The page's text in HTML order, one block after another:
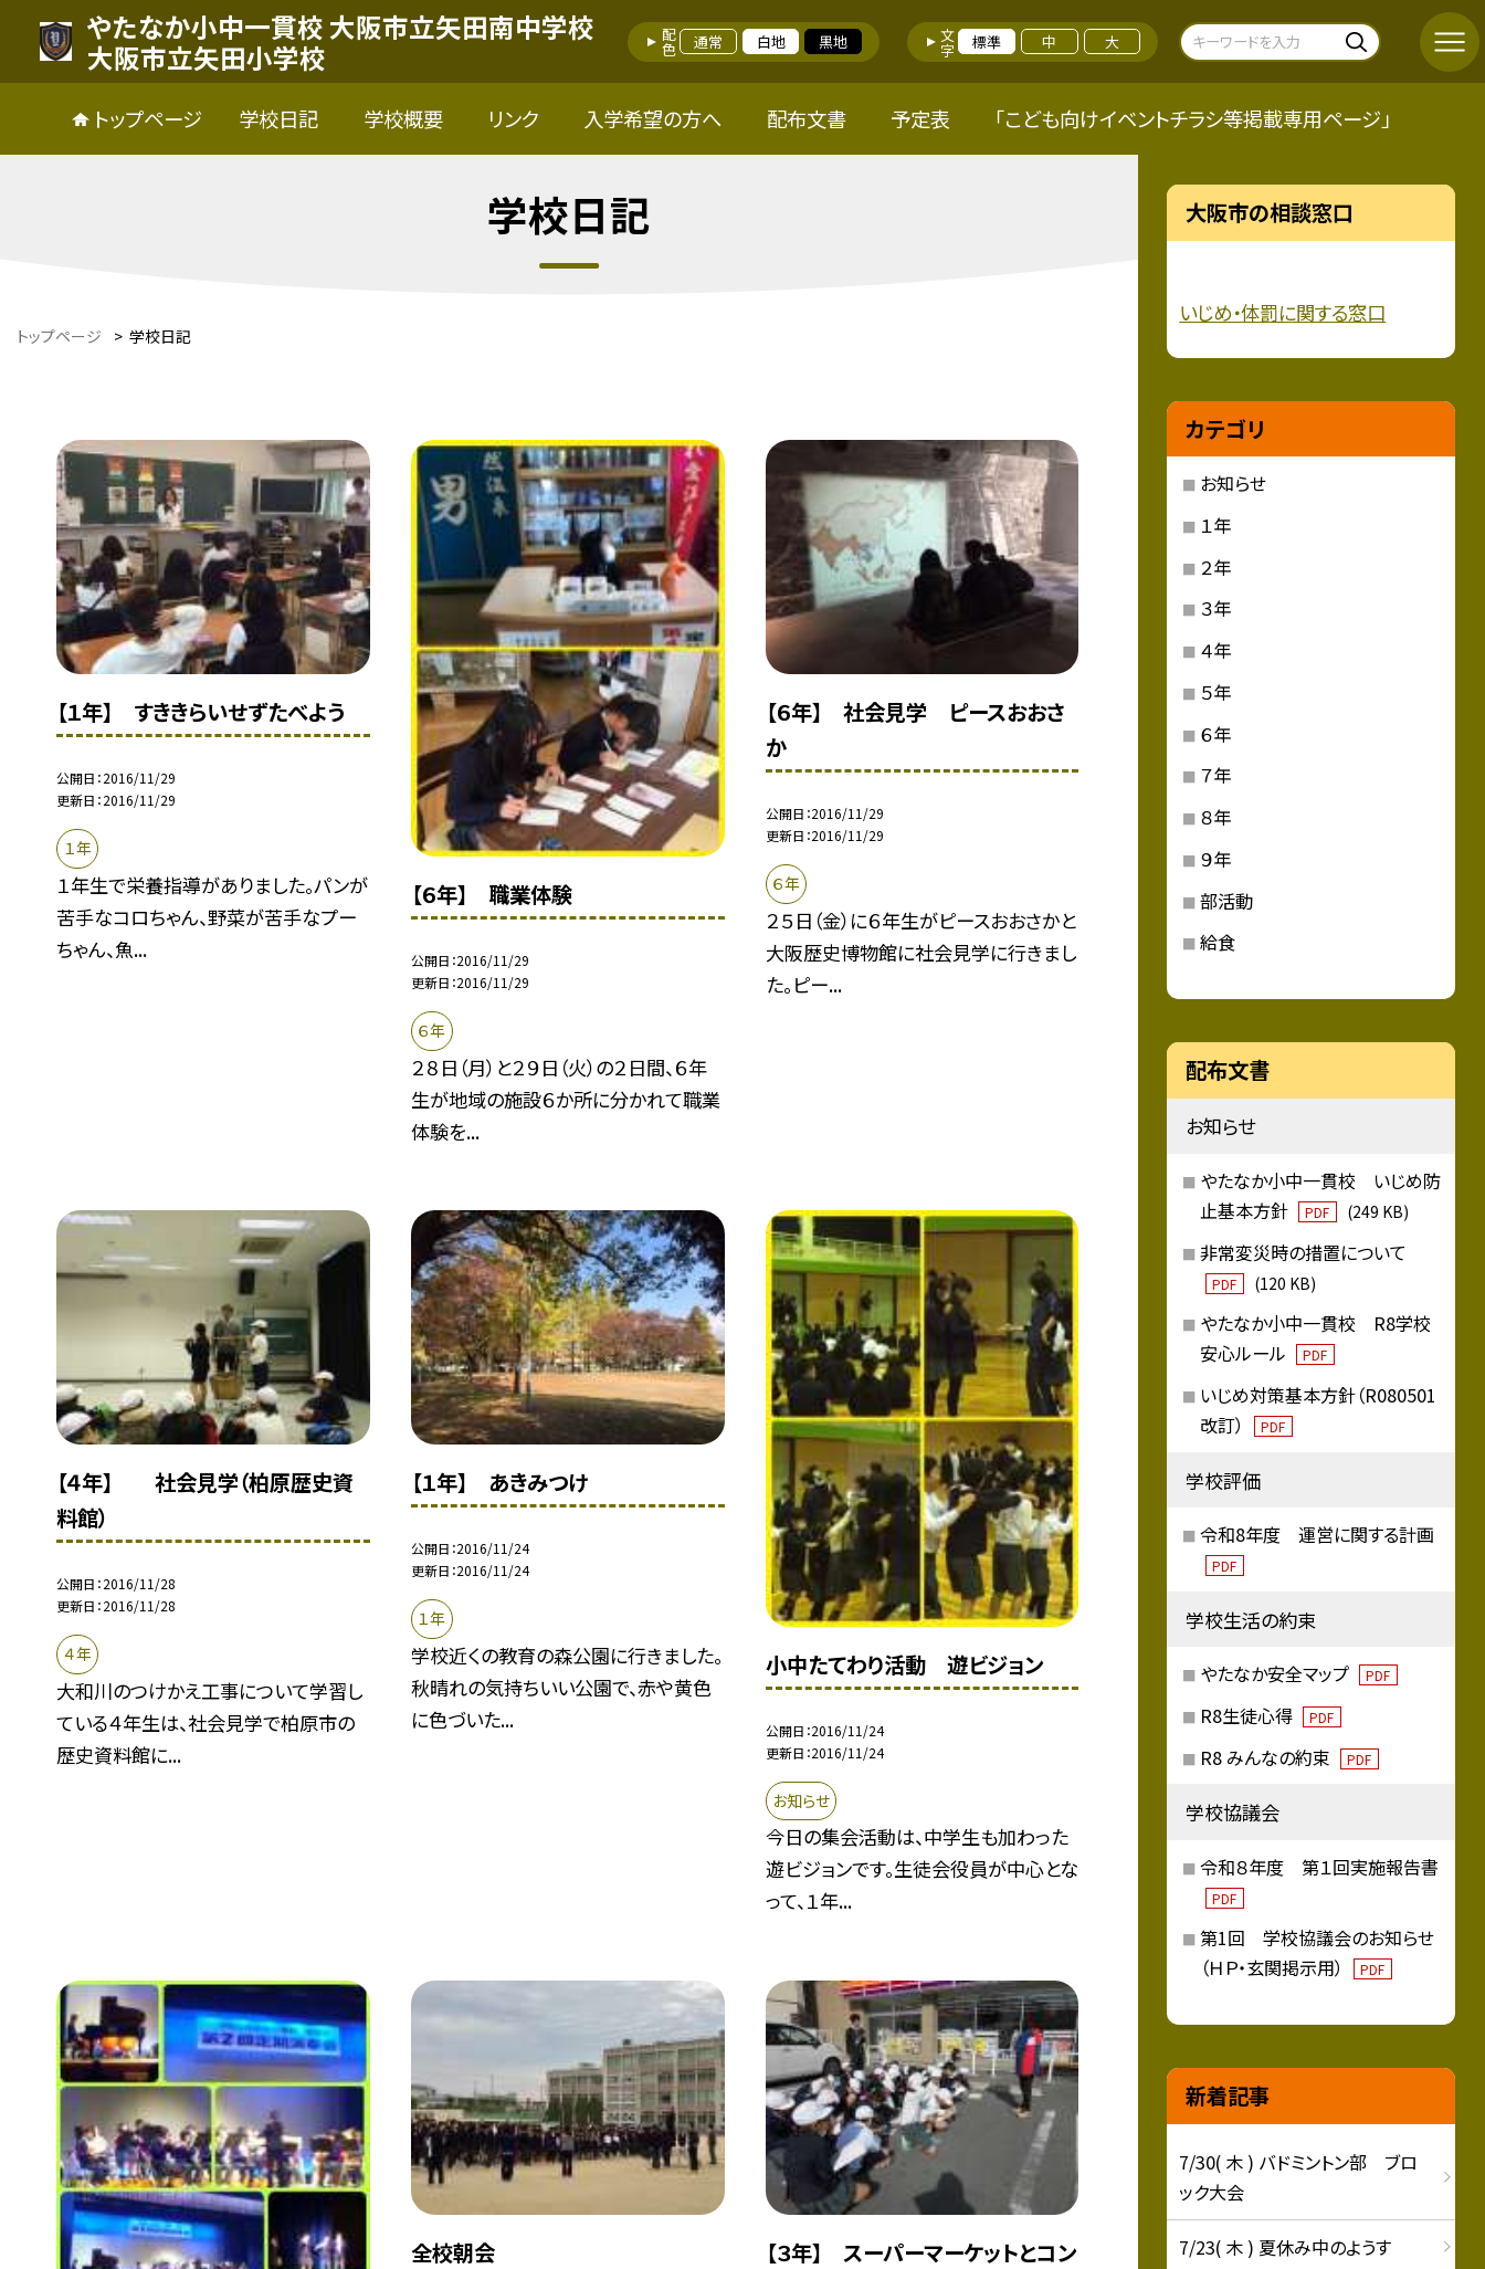
やたなか小中一貫校 大阪市立矢田南中学校
大阪市立矢田小学校
配色 通常 白地 黒地 文字 標準 中 大
トップページ 学校日記 学校概要 リンク 入学希望の方へ 配布文書 予定表 「こども向けイベントチラシ等掲載専用ページ」
学校日記
トップページ > 学校日記
【１年】 すききらいせずたべよう
公開日 2016/11/29
更新日 2016/11/29
１年
１年生で栄養指導がありました。パンが
苦手なコロちゃん、野菜が苦手なプー
ちゃん、魚...
【６年】 職業体験
公開日 2016/11/29
更新日 2016/11/29
６年
２８日（月）と２９日（火）の２日間、６年
生が地域の施設６か所に分かれて職業
体験を...
【６年】 社会見学 ピースおおさ
か
公開日 2016/11/29
更新日 2016/11/29
６年
２５日（金）に６年生がピースおおさかと
大阪歴史博物館に社会見学に行きまし
た。ピー...
【４年】 社会見学（柏原歴史資
料館）
公開日 2016/11/28
更新日 2016/11/28
４年
大和川のつけかえ工事について学習し
ている４年生は、社会見学で柏原市の
歴史資料館に...
【１年】 あきみつけ
公開日 2016/11/24
更新日 2016/11/24
１年
学校近くの教育の森公園に行きました。
秋晴れの気持ちいい公園で、赤や黄色
に色づいた...
小中たてわり活動 遊ビジョン
公開日 2016/11/24
更新日 2016/11/24
お知らせ
今日の集会活動は、中学生も加わった
遊ビジョンです。生徒会役員が中心とな
って、１年...
全校朝会
【３年】 スーパーマーケットとコン
大阪市の相談窓口
いじめ・体罰に関する窓口
カテゴリ
お知らせ
１年
２年
３年
４年
５年
６年
７年
８年
９年
部活動
給食
配布文書
お知らせ
やたなか小中一貫校 いじめ防
止基本方針
PDF (249 KB)
非常変災時の措置について
PDF (120 KB)
やたなか小中一貫校 R8学校
安心ルール
PDF
いじめ対策基本方針（R080501
改訂）
PDF
学校評価
令和8年度 運営に関する計画
PDF
学校生活の約束
やたなか安全マップ PDF
R8生徒心得 PDF
R8 みんなの約束 PDF
学校協議会
令和８年度 第１回実施報告書
PDF
第1回 学校協議会のお知らせ
（ＨＰ・玄関掲示用）
PDF
新着記事
7/30( 木 ) バドミントン部 ブロ
ック大会
7/23( 木 ) 夏休み中のようす